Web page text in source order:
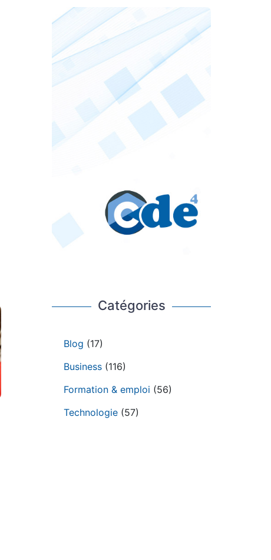
Catégories
Blog (17)
Business (116)
Formation & emploi (56)
Technologie (57)